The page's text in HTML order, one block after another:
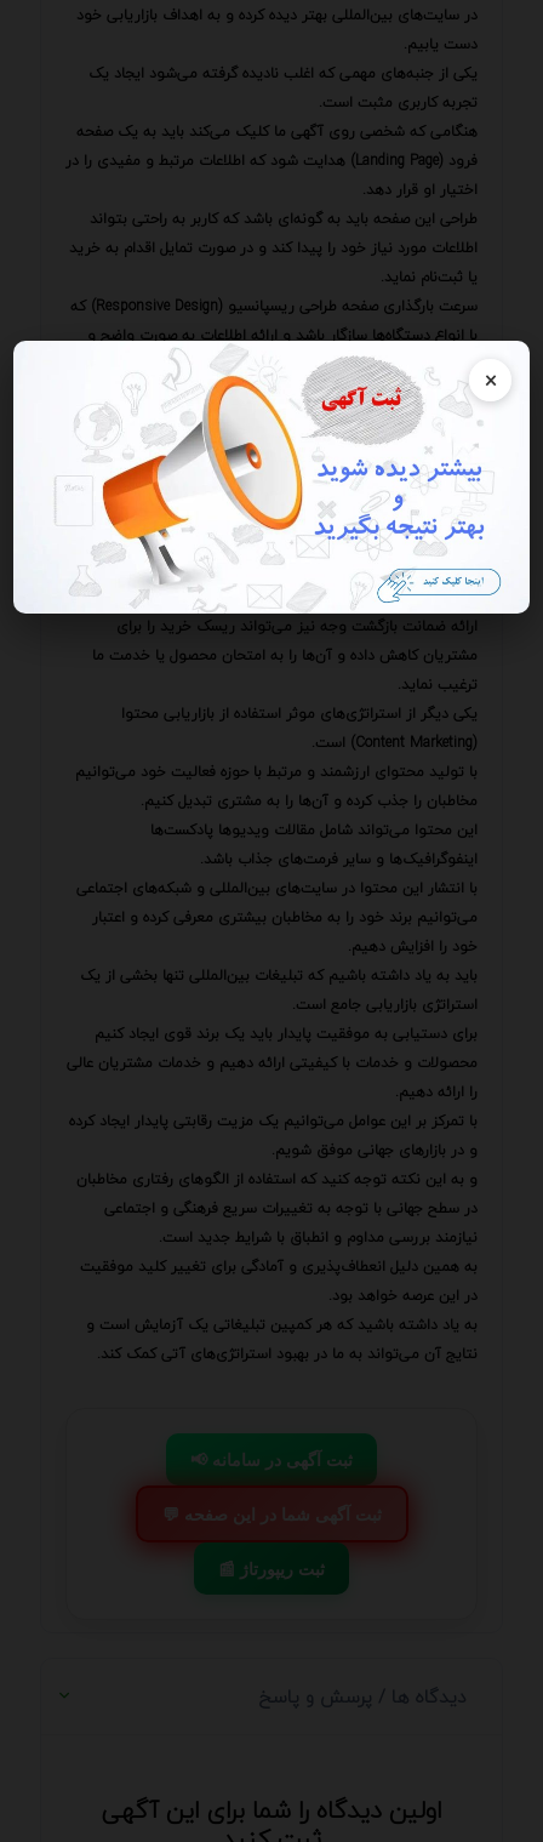
×
در سایت‌های بین‌المللی بهتر دیده کرده و به اهداف بازاریابی خود
دست یابیم.
یکی از جنبه‌های مهمی که اغلب نادیده گرفته می‌شود ایجاد یک
تجربه کاربری مثبت است.
هنگامی که شخصی روی آگهی ما کلیک می‌کند باید به یک صفحه
فرود (Landing Page) هدایت شود که اطلاعات مرتبط و مفیدی را در
اختیار او قرار دهد.
طراحی این صفحه باید به گونه‌ای باشد که کاربر به راحتی بتواند
اطلاعات مورد نیاز خود را پیدا کند و در صورت تمایل اقدام به خرید
یا ثبت‌نام نماید.
سرعت بارگذاری صفحه طراحی ریسپانسیو (Responsive Design) که
با انواع دستگاه‌ها سازگار باشد و ارائه اطلاعات به صورت واضح و
مختصر از جمله عواملی هستند که در ایجاد یک تجربه کاربری
مثبت نقش دارند.
علاوه بر این ایجاد اعتماد در مخاطبان نیز از اهمیت بالایی برخوردار
است.
آنلاین اعتماد به راحتی از بین می‌رود و بازگرداندن آن دشوار است.
برای ایجاد اعتماد باید اطلاعات دقیق و صادقانه‌ای را در آگهی خود
ارائه دهیم و از بزرگنمایی یا اغراق خودداری کنیم.
همچنین ارائه گواهی‌نامه‌ها جوایز و نظرات مثبت مشتریان قبلی
می‌تواند به افزایش اعتماد مخاطبان کمک کند.
ارائه ضمانت بازگشت وجه نیز می‌تواند ریسک خرید را برای
مشتریان کاهش داده و آن‌ها را به امتحان محصول یا خدمت ما
ترغیب نماید.
یکی دیگر از استراتژی‌های موثر استفاده از بازاریابی محتوا
(Content Marketing) است.
با تولید محتوای ارزشمند و مرتبط با حوزه فعالیت خود می‌توانیم
مخاطبان را جذب کرده و آن‌ها را به مشتری تبدیل کنیم.
این محتوا می‌تواند شامل مقالات ویدیوها پادکست‌ها
اینفوگرافیک‌ها و سایر فرمت‌های جذاب باشد.
با انتشار این محتوا در سایت‌های بین‌المللی و شبکه‌های اجتماعی
می‌توانیم برند خود را به مخاطبان بیشتری معرفی کرده و اعتبار
خود را افزایش دهیم.
باید به یاد داشته باشیم که تبلیغات بین‌المللی تنها بخشی از یک
استراتژی بازاریابی جامع است.
برای دستیابی به موفقیت پایدار باید یک برند قوی ایجاد کنیم
محصولات و خدمات با کیفیتی ارائه دهیم و خدمات مشتریان عالی
را ارائه دهیم.
با تمرکز بر این عوامل می‌توانیم یک مزیت رقابتی پایدار ایجاد کرده
و در بازارهای جهانی موفق شویم.
و به این نکته توجه کنید که استفاده از الگوهای رفتاری مخاطبان
در سطح جهانی با توجه به تغییرات سریع فرهنگی و اجتماعی
نیازمند بررسی مداوم و انطباق با شرایط جدید است.
به همین دلیل انعطاف‌پذیری و آمادگی برای تغییر کلید موفقیت
در این عرصه خواهد بود.
به یاد داشته باشید که هر کمپین تبلیغاتی یک آزمایش است و
نتایج آن می‌تواند به ما در بهبود استراتژی‌های آتی کمک کند.
📢 ثبت آگهی در سامانه
💬 ثبت آگهی شما در این صفحه
📰 ثبت ریپورتاژ
دیدگاه ها / پرسش و پاسخ
اولین دیدگاه را شما برای این آگهی